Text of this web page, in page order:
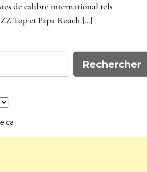
de calibre international tels
Top et Papa Roach […]
Rechercher